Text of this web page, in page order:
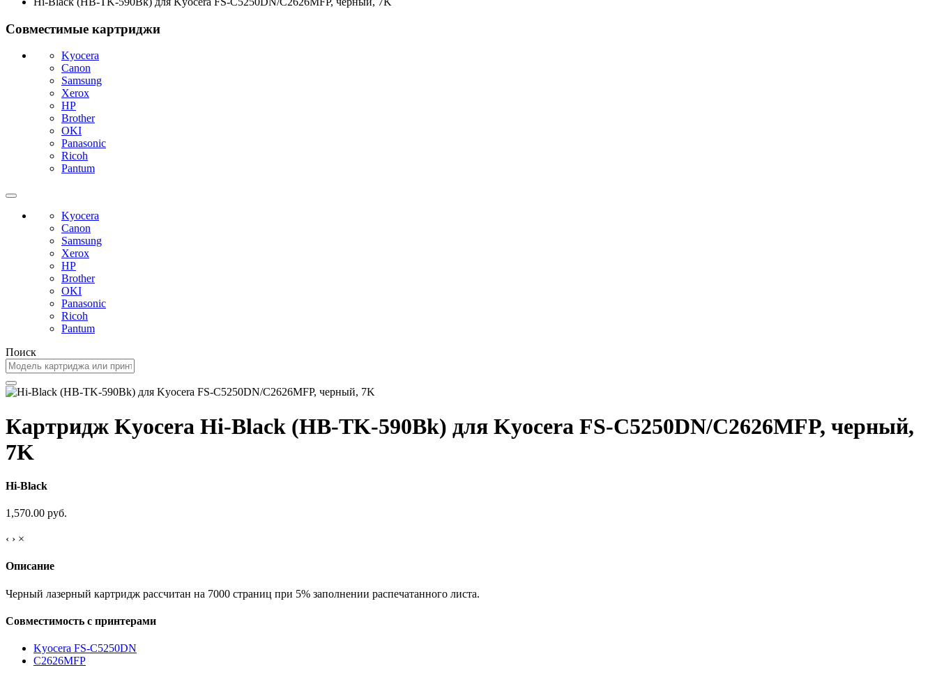
Совместимые картриджи
Kyocera
Canon
Samsung
Xerox
HP
Brother
OKI
Panasonic
Ricoh
Pantum
Kyocera
Canon
Samsung
Xerox
HP
Brother
OKI
Panasonic
Ricoh
Pantum
Поиск
Картридж Kyocera Hi-Black (HB-TK-590Bk) для Kyocera FS-C5250DN/C2626MFP, черный,
7K
Hi-Black
1,570.00 руб.
‹ › ×
Описание
Черный лазерный картридж рассчитан на 7000 страниц при 5% заполнении распечатанного листа.
Совместимость с принтерами
Kyocera FS-C5250DN
C2626MFP